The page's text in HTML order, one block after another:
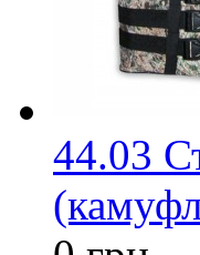
44.03